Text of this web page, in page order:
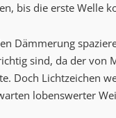
bis die erste
Dämmerung
sind, da der von
Doch Lichtzeichen
lobenswerter